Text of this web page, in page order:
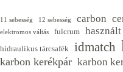
11 sebesség 12 sebesség carbon
elektromos váltás
fulcrum használt
hidraulikus tárcsafék idmatch
karbon kerékpár karbon